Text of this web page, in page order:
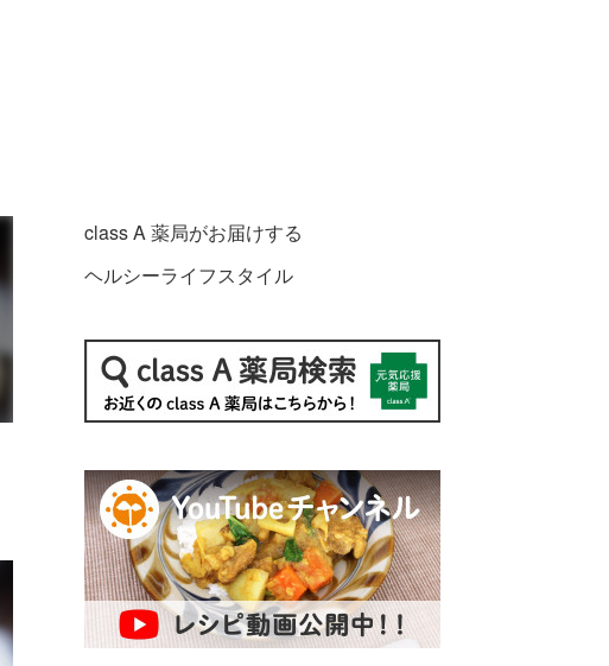
class A 薬局がお届けする
ヘルシーライフスタイル